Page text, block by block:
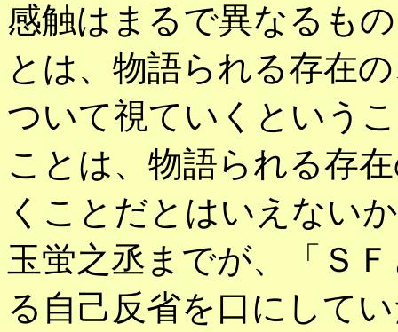
感触はまるで異なるも
とは、物語られる存在
ついて視ていくという
ことは、物語られる存
くことだとはいえない
玉蛍之丞までが、「Ｓ
る自己反省を口にして